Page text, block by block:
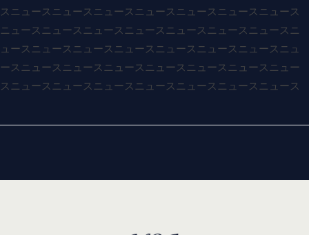
スニュースニュースニュースニュースニュースニュースニュース
ニュースニュースニュースニュースニュースニュースニュースニ
ュースニュースニュースニュースニュースニュースニュースニュ
ースニュースニュースニュースニュースニュースニュースニュー
スニュースニュースニュースニュースニュースニュースニュース